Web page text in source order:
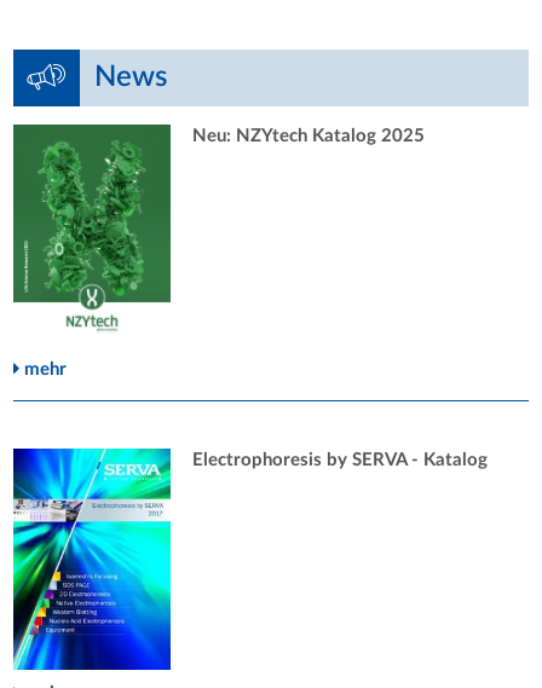
News
Neu: NZYtech Katalog 2025
mehr
Electrophoresis by SERVA - Katalog